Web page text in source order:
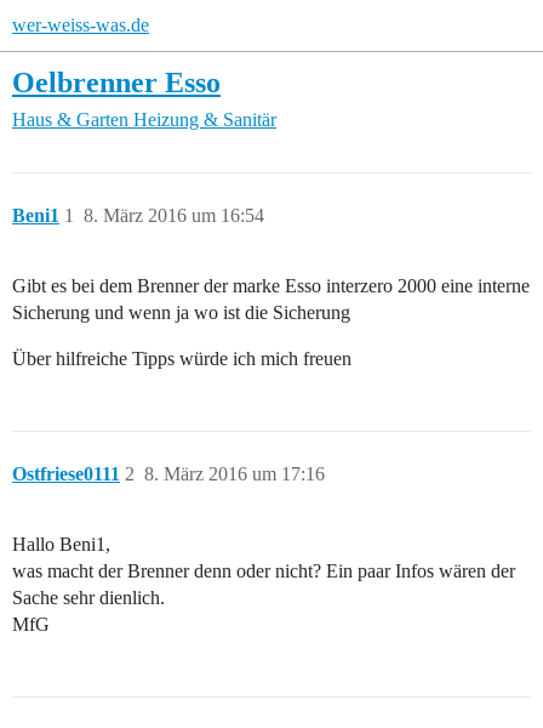
wer-weiss-was.de
Oelbrenner Esso
Haus & Garten Heizung & Sanitär
Beni1 8. März 2016 um 16:54
1
Gibt es bei dem Brenner der marke Esso interzero 2000 eine interne
Sicherung und wenn ja wo ist die Sicherung
Über hilfreiche Tipps würde ich mich freuen
Ostfriese0111 8. März 2016 um 17:16
2
Hallo Beni1,
was macht der Brenner denn oder nicht? Ein paar Infos wären der
Sache sehr dienlich.
MfG